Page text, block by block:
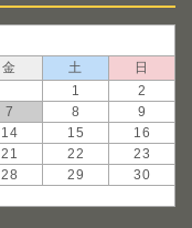
金 土
日
1
2
7 8
9
14 15
16
21 22
23
28 29
30